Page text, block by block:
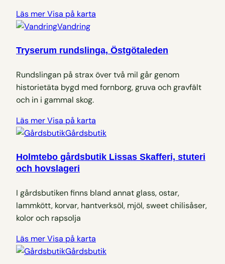
Läs merVisa på karta
Vandring
Tryserum rundslinga, Östgötaleden
Rundslingan på strax över två mil går genom
historietäta bygd med fornborg, gruva och gravfält
och in i gammal skog.
Läs merVisa på karta
Gårdsbutik
Holmtebo gårdsbutik Lissas Skafferi, stuteri
och hovslageri
I gårdsbutiken finns bland annat glass, ostar,
lammkött, korvar, hantverksöl, mjöl, sweet chilisåser,
kolor och rapsolja
Läs merVisa på karta
Gårdsbutik